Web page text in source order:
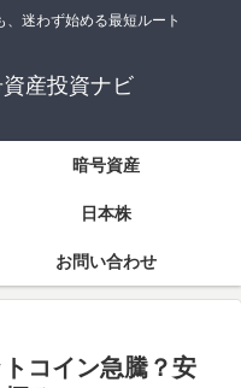
迷わず始める最短ルート
産投資ナビ
暗号資産
日本株
お問い合わせ
コイン急騰？安